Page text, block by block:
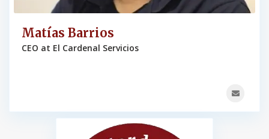
Matías Barrios
CEO at El Cardenal Servicios